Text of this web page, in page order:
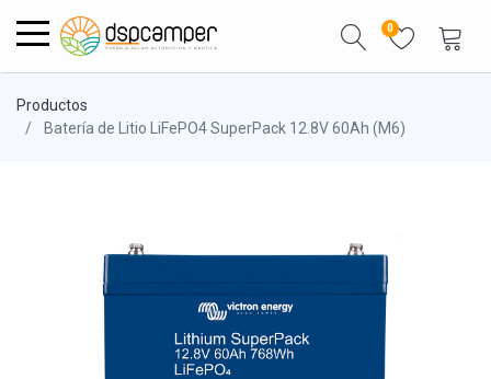
0
Productos
Batería de Litio LiFePO4 SuperPack 12.8V 60Ah (M6)